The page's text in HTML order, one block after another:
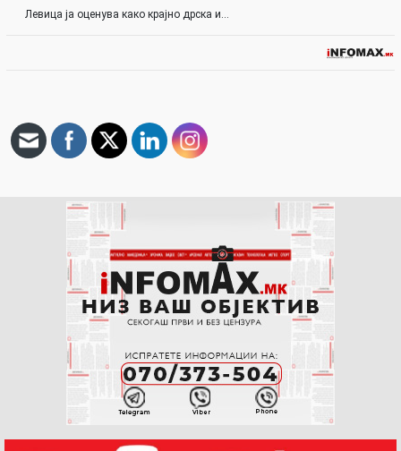
Левица ја оценува како крајно дрска и…